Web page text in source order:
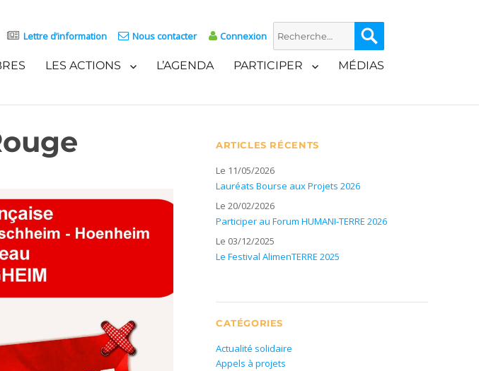
Lettre d’information Nous contacter Connexion
Recherche
pour :
LES ACTIONS L’AGENDA PARTICIPER MÉDIAS
ARTICLES RÉCENTS
Le 11/05/2026
Lauréats Bourse aux Projets 2026
Le 20/02/2026
Participer au Forum HUMANI-TERRE 2026
Le 03/12/2025
Le Festival AlimenTERRE 2025
CATÉGORIES
Actualité solidaire
Appels à projets